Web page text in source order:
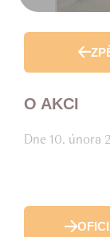
O AKCI
Dne 10. února